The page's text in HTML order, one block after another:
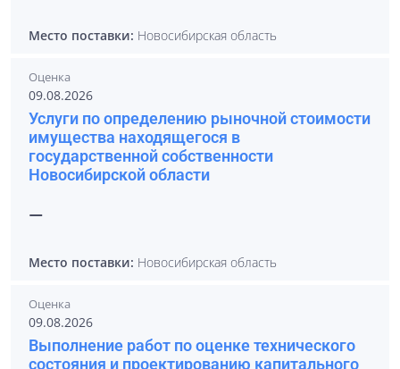
Место поставки: Новосибирская область
Оценка
09.08.2026
Услуги по определению рыночной стоимости
имущества находящегося в
государственной собственности
Новосибирской области
—
Место поставки: Новосибирская область
Оценка
09.08.2026
Выполнение работ по оценке технического
состояния и проектированию капитального